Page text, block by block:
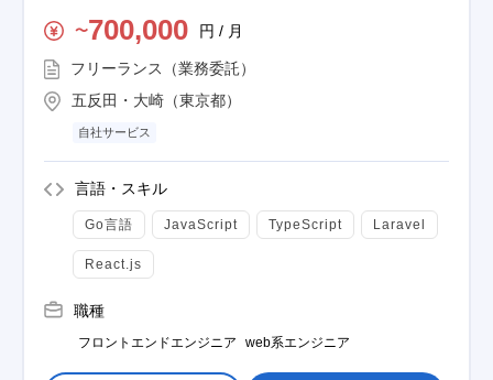
〜700,000 円 / 月
フリーランス（業務委託）
五反田・大崎（東京都）
自社サービス
言語・スキル
Go言語 JavaScript TypeScript Laravel
React.js
職種
フロントエンドエンジニア web系エンジニア